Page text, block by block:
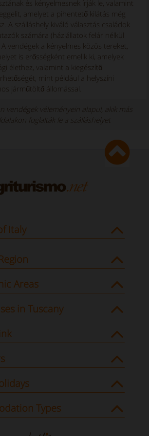
és kényelmesnek írják le, valamint
amelyet a pihentető kilátás még
A szálláshely kiváló választás családok
számára (háziállatok felár nélkül
vendégek a kényelmes közös tereket,
is erősségként emelik ki, amelyek
élethez, valamint a kiegészítő
mint például a helyszíni
járműtöltő állomással.
vendégek véleményein alapul, akik más
foglalták le a szálláshelyet
Italy
Areas
in Tuscany
Types